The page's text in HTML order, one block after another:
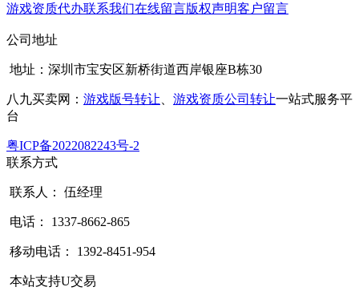
游戏资质代办联系我们在线留言版权声明客户留言
公司地址
地址：深圳市宝安区新桥街道西岸银座B栋30
八九买卖网： 游戏版号转让 游戏资质公司转让一站式服务平
台
粤ICP备2022082243号-2
联系方式
联系人： 伍经理
电话： 1337-8662-865
移动电话： 1392-8451-954
本站支持U交易